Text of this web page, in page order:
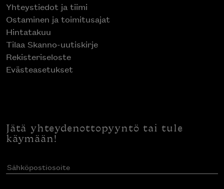
Yhteystiedot ja tiimi
Ostaminen ja toimitusajat
Hintatakuu
Tilaa Skanno-uutiskirje
Rekisteriseloste
Evästeasetukset
Jätä yhteydenottopyyntö tai tule
käymään!
Sähköpostiosoite(Pakollinen)